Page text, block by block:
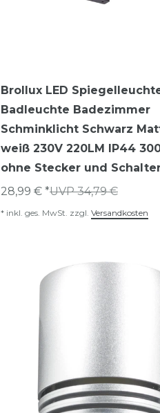
Brollux LED
Badleuchte Badezimmer
Schminklicht Schwarz
weiß 230V 220LM IP44
ohne Stecker und
UVP 34,79 €
28,99 € *
* inkl. ges. MwSt. zzgl. Versandkosten